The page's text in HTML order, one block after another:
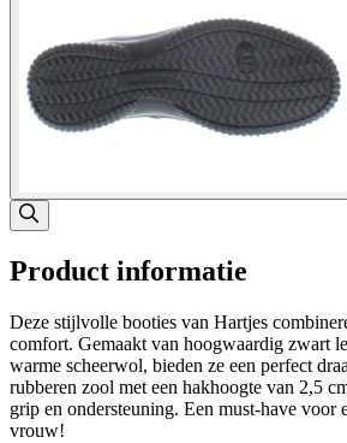
Product informatie
Deze stijlvolle booties van Hartjes
comfort. Gemaakt van hoogwaardig zwart
warme scheerwol, bieden ze een perfect
rubberen zool met een hakhoogte van 2,5
grip en ondersteuning. Een must-have voor
vrouw!